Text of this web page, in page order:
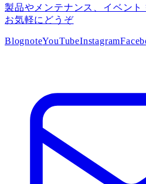
製品やメンテナンス、イベン
お気軽にどうぞ
BlognoteYouTubeInstagram